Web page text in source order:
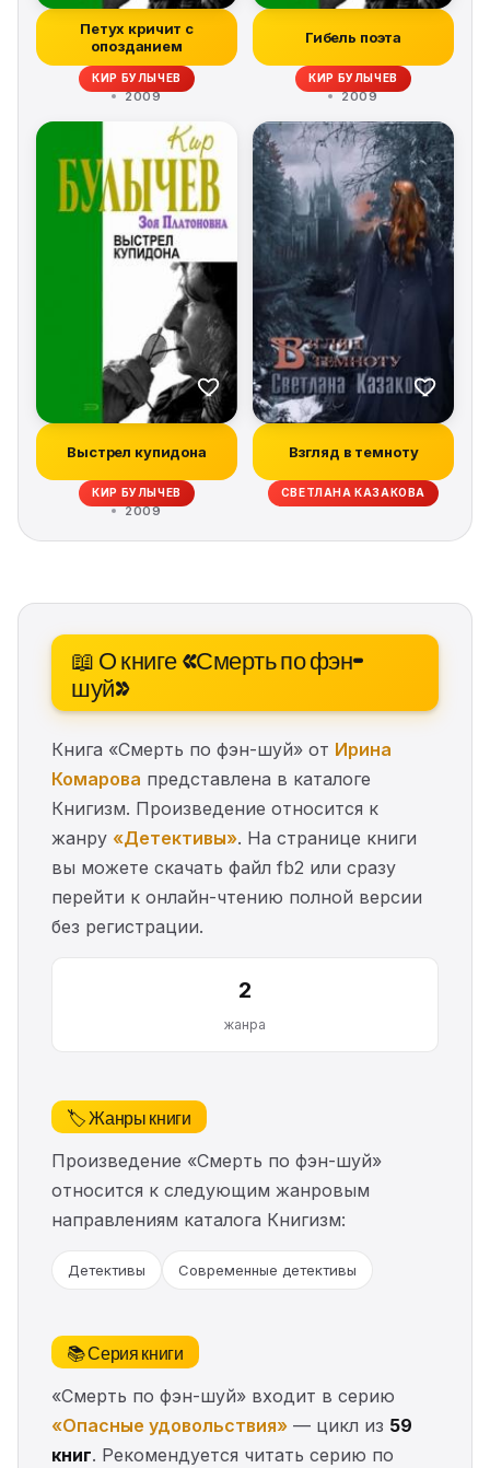
Петух кричит с
опозданием
КИР БУЛЫЧЕВ
2009
Гибель поэта
КИР БУЛЫЧЕВ
2009
Выстрел купидона
КИР БУЛЫЧЕВ
2009
Взгляд в темноту
СВЕТЛАНА КАЗАКОВА
📖 О книге «Смерть по фэн-
шуй»
Книга «Смерть по фэн-шуй» от Ирина
Комарова представлена в каталоге
Книгизм. Произведение относится к
жанру «Детективы». На странице книги
вы можете скачать файл fb2 или сразу
перейти к онлайн-чтению полной версии
без регистрации.
2
жанра
🏷️ Жанры книги
Произведение «Смерть по фэн-шуй»
относится к следующим жанровым
направлениям каталога Книгизм:
Детективы Современные детективы
📚 Серия книги
«Смерть по фэн-шуй» входит в серию
«Опасные удовольствия» — цикл из 59
книг. Рекомендуется читать серию по